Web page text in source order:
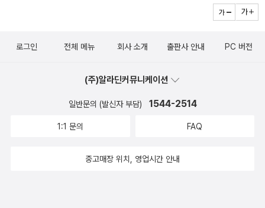
로그인 전체 메뉴 회사 소개 출판사 안내 PC 버전
(주)알라딘커뮤니케이션
일반문의 (발신자 부담) 1544-2514
1:1 문의 FAQ
중고매장 위치, 영업시간 안내